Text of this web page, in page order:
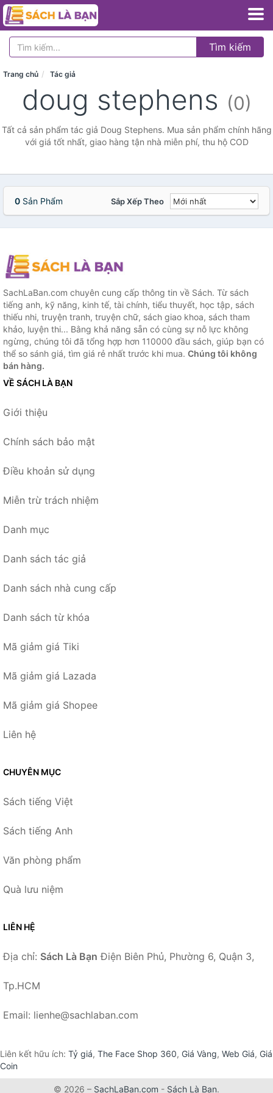
Tìm kiếm
Trang chủ Tác giả
doug stephens (0)
Tất cả sản phẩm tác giả Doug Stephens. Mua sản phẩm chính hãng
với giá tốt nhất, giao hàng tận nhà miễn phí, thu hộ COD
0 Sản Phẩm Sắp Xếp Theo
SachLaBan.com chuyên cung cấp thông tin về Sách. Từ sách
tiếng anh, kỹ năng, kinh tế, tài chính, tiểu thuyết, học tập, sách
thiếu nhi, truyện tranh, truyện chữ, sách giao khoa, sách tham
khảo, luyện thi... Bằng khả năng sẵn có cùng sự nỗ lực không
ngừng, chúng tôi đã tổng hợp hơn 110000 đầu sách, giúp bạn có
thể so sánh giá, tìm giá rẻ nhất trước khi mua. Chúng tôi không
bán hàng.
VỀ SÁCH LÀ BẠN
Giới thiệu
Chính sách bảo mật
Điều khoản sử dụng
Miễn trừ trách nhiệm
Danh mục
Danh sách tác giả
Danh sách nhà cung cấp
Danh sách từ khóa
Mã giảm giá Tiki
Mã giảm giá Lazada
Mã giảm giá Shopee
Liên hệ
CHUYÊN MỤC
Sách tiếng Việt
Sách tiếng Anh
Văn phòng phẩm
Quà lưu niệm
LIÊN HỆ
Địa chỉ: Sách Là Bạn Điện Biên Phủ, Phường 6, Quận 3,
Tp.HCM
Email: lienhe@sachlaban.com
Liên kết hữu ích: Tỷ giá, The Face Shop 360, Giá Vàng, Web Giá, Giá
Coin
© 2026 – SachLaBan.com - Sách Là Bạn.